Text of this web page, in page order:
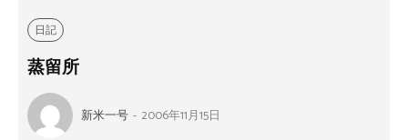
日記
蒸留所
新米一号 - 2006年11月15日